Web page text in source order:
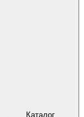
Каталог